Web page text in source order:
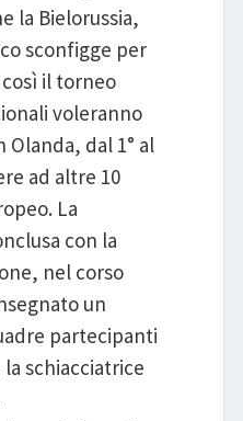
la Bielorussia,
sconfigge per
il torneo
voleranno
dal 1° al
ad altre 10
La
con la
nel corso
un
partecipanti
schiacciatrice